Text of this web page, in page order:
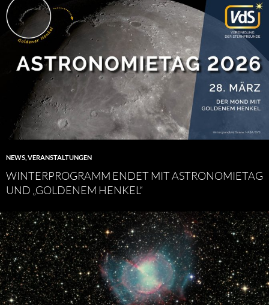
NEWS VERANSTALTUNGEN
WINTERPROGRAMM ENDET MIT ASTRONOMIETAG
UND „GOLDENEM HENKEL“